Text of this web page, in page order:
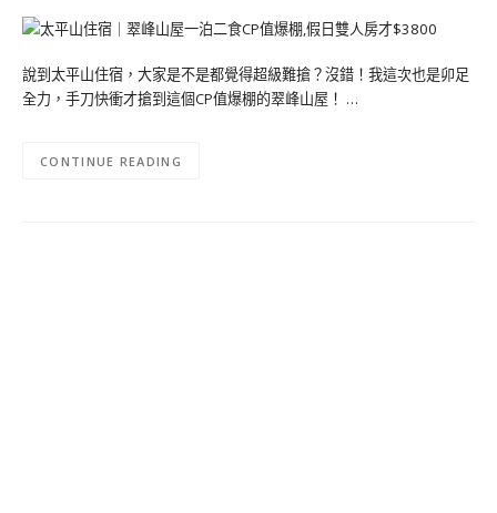
說到太平山住宿，大家是不是都覺得超級難搶？沒錯！我這次也是卯足
全力，手刀快衝才搶到這個CP值爆棚的翠峰山屋！ …
CONTINUE READING